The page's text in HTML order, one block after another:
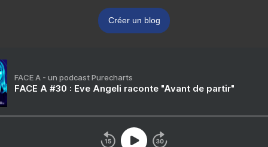
Créer un blog
FACE A - un podcast Purecharts
FACE A #30 : Eve Angeli raconte "Avant de partir"